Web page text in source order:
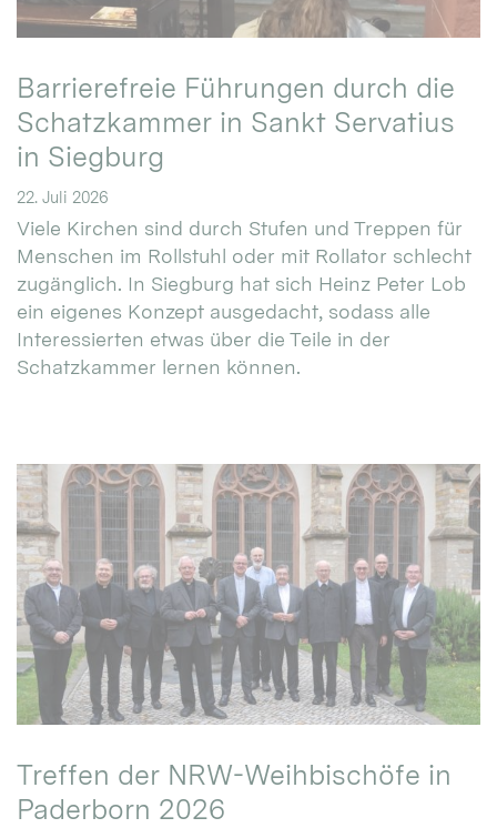
Barrierefreie Führungen durch die
Schatzkammer in Sankt Servatius
in Siegburg
22. Juli 2026
Viele Kirchen sind durch Stufen und Treppen für
Menschen im Rollstuhl oder mit Rollator schlecht
zugänglich. In Siegburg hat sich Heinz Peter Lob
ein eigenes Konzept ausgedacht, sodass alle
Interessierten etwas über die Teile in der
Schatzkammer lernen können.
Treffen der NRW-Weihbischöfe in
Paderborn 2026